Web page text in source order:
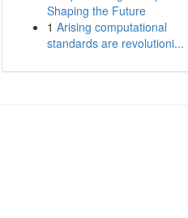
Shaping the Future
1 Arising computational
standards are revolutioni...